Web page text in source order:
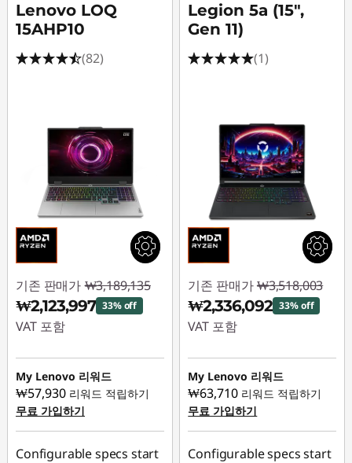
Lenovo LOQ
15AHP10
(82)
기존 판매가 ₩3,189,135
₩2,123,997 33% off
VAT 포함
즉시 할인: :-
₩1,065,138
My Lenovo 리워드
₩57,930 리워드 적립하기
무료 가입하기
Configurable specs start
Legion 5a (15",
Gen 11)
(1)
기존 판매가 ₩3,518,003
₩2,336,092 33% off
VAT 포함
즉시 할인: :-
₩1,181,911
My Lenovo 리워드
₩63,710 리워드 적립하기
무료 가입하기
Configurable specs start